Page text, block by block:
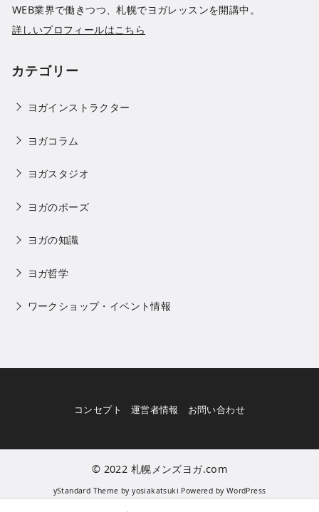
WEB業界で働きつつ、札幌でヨガレッスンを開講中。
詳しいプロフィールはこちら
カテゴリー
ヨガインストラクター
ヨガコラム
ヨガスタジオ
ヨガのポーズ
ヨガの知識
ヨガ哲学
ワークショップ・イベント情報
コンセプト 運営者情報 お問い合わせ
© 2022 札幌メンズヨガ.com
yStandard Theme byyosiakatsuki Powered by WordPress